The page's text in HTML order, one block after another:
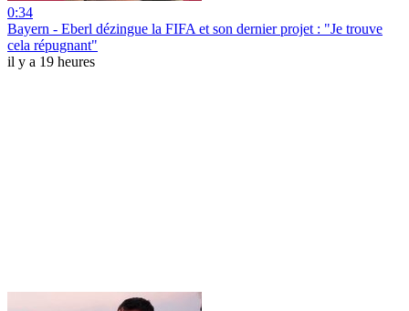
0:34
Bayern - Eberl dézingue la FIFA et son dernier projet : "Je trouve
cela répugnant"
il y a 19 heures